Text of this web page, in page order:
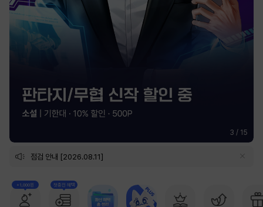
3 / 15
점검 안내 [2026.08.11]
+1,000원 첫충전 혜택